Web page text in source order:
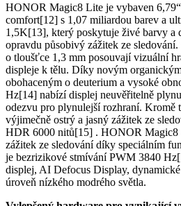
HONOR Magic8 Lite je vybaven
comfort[12] s 1,07 miliardou barev a
1,5K[13], který poskytuje živé barvy a
opravdu působivý zážitek ze
o tloušťce 1,3 mm posouvají vizuální
displeje k tělu. Díky novým
obohaceným o deuterium a vysoké
Hz[14] nabízí displej neuvěřitelně
odezvu pro plynulejší rozhraní. Kromě
výjimečně ostrý a jasný zážitek ze
HDR 6000 nitů[15] . HONOR Magic8
zážitek ze sledování díky speciálním
je bezrizikové stmívání PWM 3840
displej, AI Defocus Display,
úroveň nízkého modrého světla.